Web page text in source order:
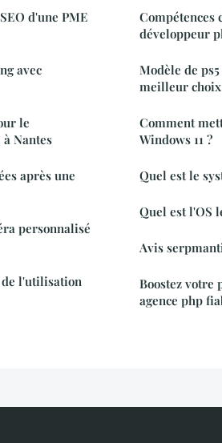
d'une PME
avec
le
Nantes
après une
personnalisé
de l'utilisation
Compétences
développeur
Modèle de
meilleur choix
Comment
Windows 11 ?
Quel est le
Quel est l'OS
Avis
Boostez votre
agence php